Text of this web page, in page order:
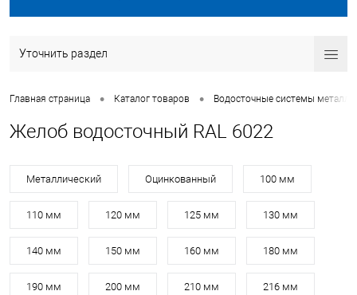
Уточнить раздел
Главная страница • Каталог товаров • Водосточные системы
Желоб водосточный RAL 6022
Металлический Оцинкованный 100 мм
110 мм 120 мм 125 мм 130 мм
140 мм 150 мм 160 мм 180 мм
190 мм 200 мм 210 мм 216 мм